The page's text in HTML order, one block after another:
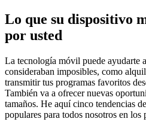
Lo que su dispositivo
por usted
La tecnología móvil puede ayudarte
consideraban imposibles, como
transmitir tus programas favoritos
También va a ofrecer nuevas
tamaños. He aquí cinco tendencias
populares para todos nosotros en los